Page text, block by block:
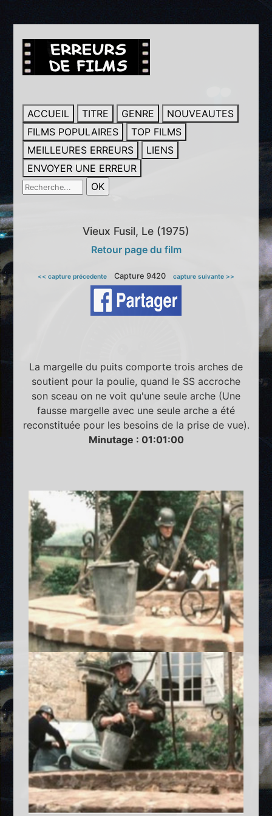
ACCUEIL TITRE GENRE
NOUVEAUTES
FILMS POPULAIRES
TOP FILMS
MEILLEURES ERREURS
LIENS
ENVOYER UNE ERREUR
Vieux Fusil, Le (1975)
Retour page du film
<< capture précedente Capture 9420 capture suivante >>
La margelle du puits comporte trois arches de
soutient pour la poulie, quand le SS accroche
son sceau on ne voit qu'une seule arche (Une
fausse margelle avec une seule arche a été
reconstituée pour les besoins de la prise de vue).
Minutage : 01:01:00